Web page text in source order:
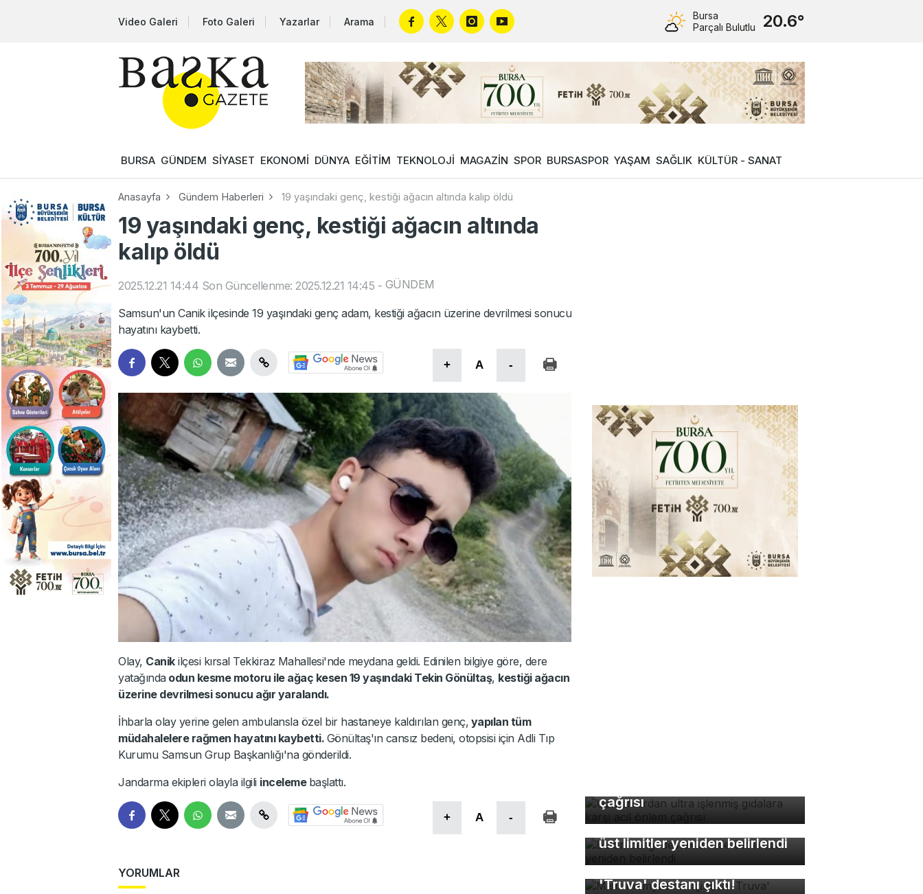
Video Galeri Foto Galeri Yazarlar Arama
Bursa
Parçalı Bulutlu
20.6°
BURSA GÜNDEM SİYASET EKONOMİ DÜNYA EĞİTİM TEKNOLOJİ MAGAZİN SPOR BURSASPOR YAŞAM SAĞLIK KÜLTÜR - SANAT
Anasayfa Gündem Haberleri 19 yaşındaki genç, kestiği ağacın altında kalıp öldü
19 yaşındaki genç, kestiği ağacın altında
kalıp öldü
2025.12.21 14:44 Son Güncellenme: 2025.12.21 14:45 - GÜNDEM
Samsun'un Canik ilçesinde 19 yaşındaki genç adam, kestiği ağacın üzerine devrilmesi sonucu
hayatını kaybetti.
+ A -
Olay, Canikilçesi kırsal Tekkiraz Mahallesi'nde meydana geldi. Edinilen bilgiye göre, dere
yatağında odun kesme motoru ile ağaç kesen 19 yaşındaki Tekin Gönültaş, kestiği ağacın
üzerine devrilmesi sonucu ağır yaralandı.
İhbarla olay yerine gelen ambulansla özel bir hastaneye kaldırılan genç, yapılan tüm
müdahalelere rağmen hayatını kaybetti. Gönültaş'ın cansız bedeni, otopsisi için Adli Tıp
Kurumu Samsun Grup Başkanlığı'na gönderildi.
Jandarma ekipleri olayla ilgili inceleme başlattı.
+ A -
YORUMLAR
çağrısı
Balon balığı desteklerinde
üst limitler yeniden belirlendi
Mısır mumyasının içinden
'Truva' destanı çıktı!